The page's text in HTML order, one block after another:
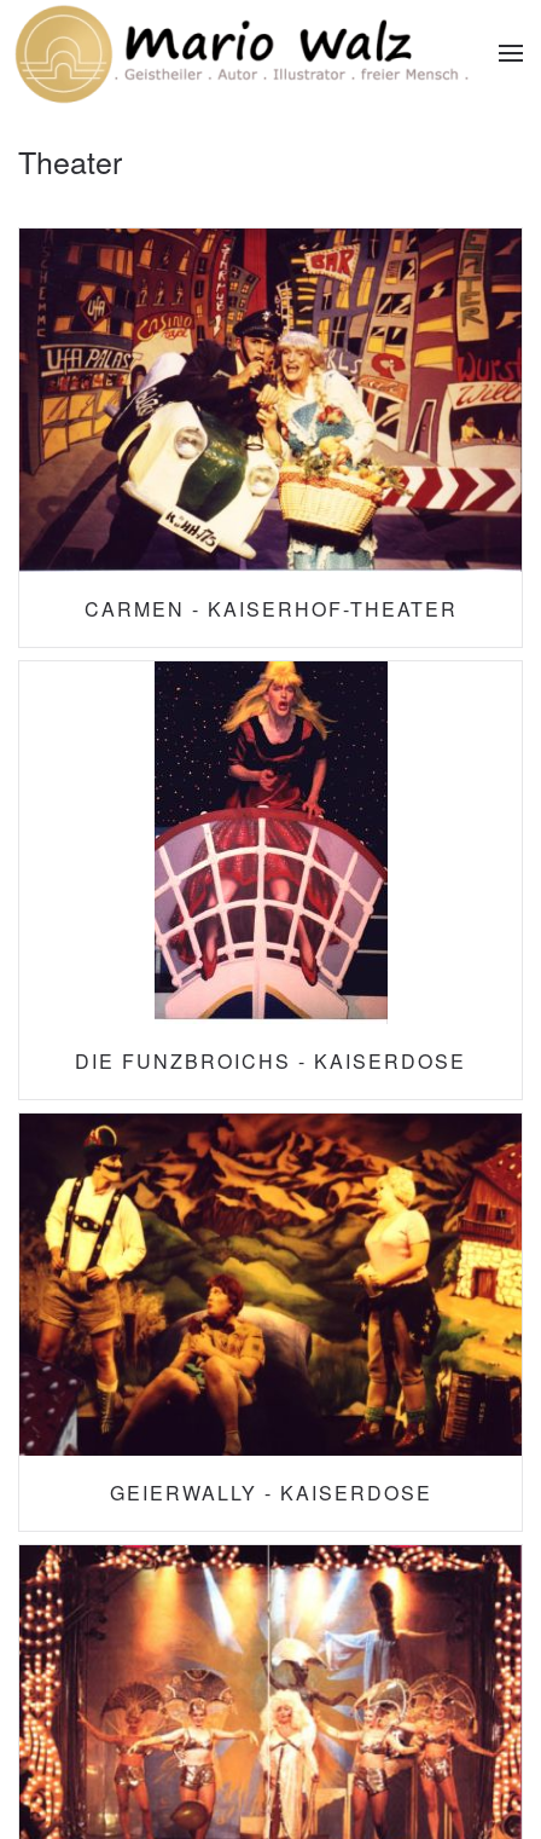
Zum Hauptinhalt springen
Theater
CARMEN - KAISERHOF-THEATER
DIE FUNZBROICHS - KAISERDOSE
GEIERWALLY - KAISERDOSE